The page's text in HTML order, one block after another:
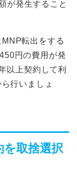
が発生すること
転出をする
円の費用が発
以上契約して利
行いましょ
取捨選択